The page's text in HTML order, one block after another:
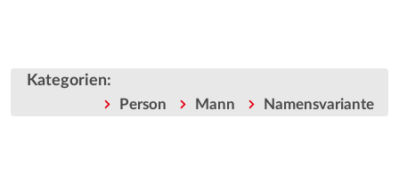
Kategorien:
Person Mann Namensvariante